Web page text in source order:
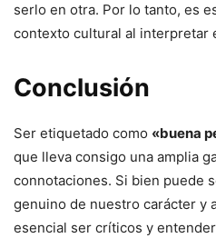
serlo en otra. Por lo tanto, es
contexto cultural al interpretar
Conclusión
Ser etiquetado como «buena
que lleva consigo una amplia
connotaciones. Si bien puede
genuino de nuestro carácter y
esencial ser críticos y